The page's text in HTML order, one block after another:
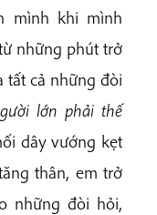
mình khi mình
những phút trở
tất cả những đòi
ười lớn phải thế
dây vướng kẹt
thân, em trở
những đòi hỏi,